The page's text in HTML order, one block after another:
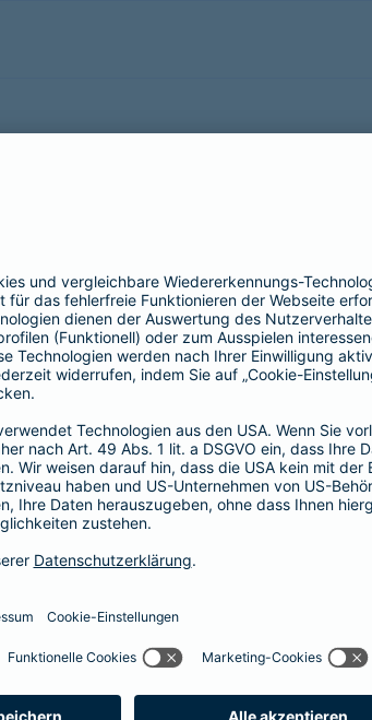
Sorglos-Schutz (KISS)
Versicherung)